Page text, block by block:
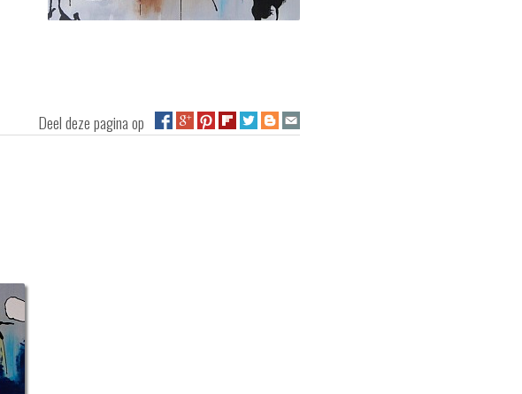
Deel deze pagina op